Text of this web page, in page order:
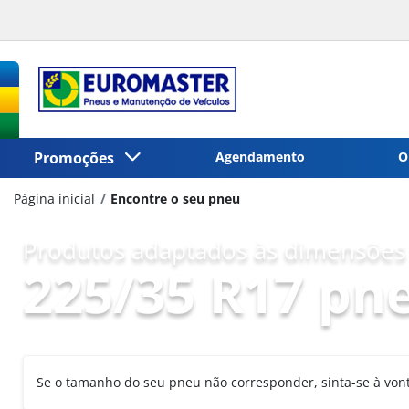
Promoções Agendamento
Página inicial Encontre o seu pneu
Produtos adaptados às dimensões
225/35 R17
Se o tamanho do seu pneu não corresponder, sinta-se à